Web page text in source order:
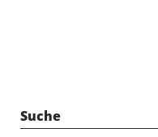
Suche